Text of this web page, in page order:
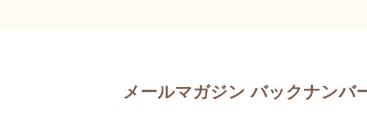
メールマガジン バックナンバ